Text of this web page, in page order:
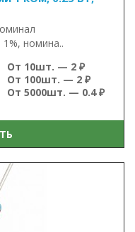
номина..
От 10шт. — 2 ₽
От 100шт. — 2 ₽
От 5000шт. — 0.4 ₽